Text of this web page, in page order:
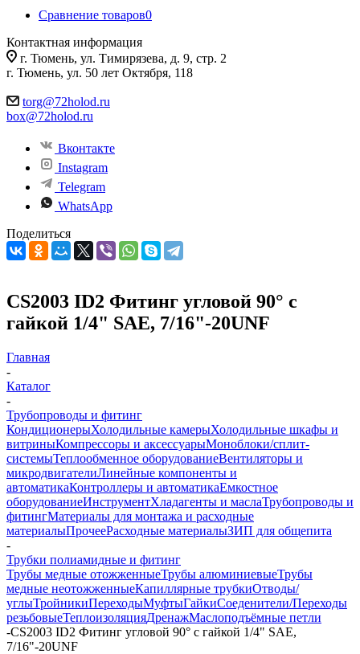
Сравнение товаров0
Контактная информация
г. Тюмень, ул. Тимирязева, д. 9, стр. 2
г. Тюмень, ул. 50 лет Октября, 118
torg@72holod.ru
box@72holod.ru
Вконтакте
Instagram
Telegram
WhatsApp
Поделиться
CS2003 ID2 Фитинг угловой 90° с
гайкой 1/4" SAE, 7/16"-20UNF
Главная
-
Каталог
-
Трубопроводы и фитинг
КондиционерыХолодильные камерыХолодильные шкафы и
витриныКомпрессоры и аксессуарыМоноблоки/сплит-
системыТеплообменное оборудованиеВентиляторы и
микродвигателиЛинейные компоненты и
автоматикаКонтроллеры и автоматикаЕмкостное
оборудованиеИнструментХладагенты и маслаТрубопроводы и
фитингМатериалы для монтажа и расходные
материалыПрочееРасходные материалыЗИП для общепита
-
Трубки полиамидные и фитинг
Трубы медные отожженныеТрубы алюминиевыеТрубы
медные неотожженныеКапиллярные трубкиОтводы/
углыТройникиПереходыМуфтыГайкиСоеденители/Переходы
резьбовыеТеплоизоляцияДренажМаслоподъёмные петли
-CS2003 ID2 Фитинг угловой 90° с гайкой 1/4" SAE,
7/16"-20UNF